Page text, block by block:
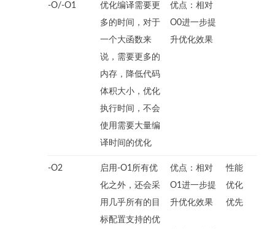
-O/-O1
优化编译需要更
多的时间，对于
一个大函数来
说，需要更多的
内存，降低代码
体积大小，优化
执行时间，不会
使用需要大量编
译时间的优化
优点：相对
O0进一步提
升优化效果
-O2
启用-O1所有优
化之外，还会采
用几乎所有的目
标配置支持的优
优点：相对
O1进一步提
升优化效果
性能
优化
优先